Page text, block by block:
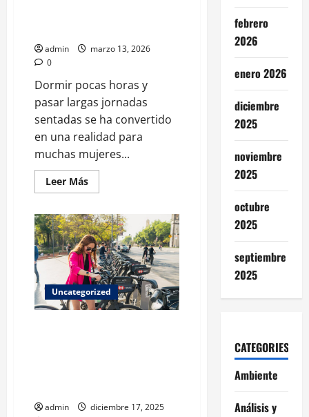
admin
marzo 13, 2026
0
Dormir pocas horas y
pasar largas jornadas
sentadas se ha convertido
en una realidad para
muchas mujeres...
Leer MásLeer
más
Ejercicio
intenso
y
apps
del
sueño:
la
fórmula
que
podría
Uncategorized
admin
diciembre 17, 2025
febrero
2026
enero 2026
diciembre
2025
noviembre
2025
octubre
2025
septiembre
2025
CATEGORIES
Ambiente
Análisis y